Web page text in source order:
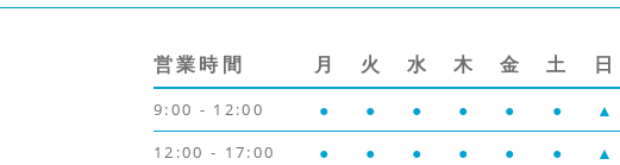
営業時間 月 火 水 木 金 土 日
9:00 - 12:00 ● ● ● ● ● ● ▲
12:00 - 17:00 ● ● ● ● ● ●
▲